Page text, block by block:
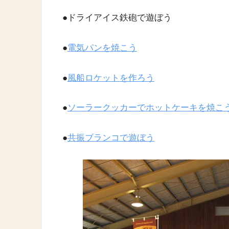
● ドライアイス鉄砲で遊ぼう
●電気パンを焼こう
●風船ロケットを作ろう
●ソーラークッカーでホットケーキを焼こ
●共振ブランコで遊ぼう